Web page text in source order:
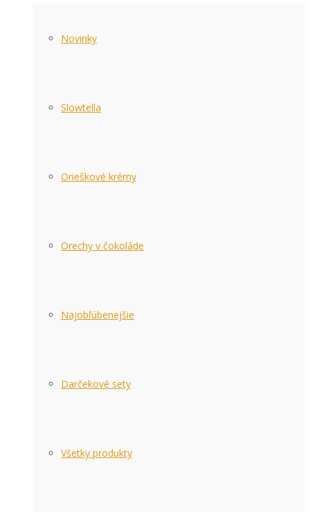
Novinky
Slowtella
Orieškové krémy
Orechy v čokoláde
Najobľúbenejšie
Darčekové sety
Všetky produkty